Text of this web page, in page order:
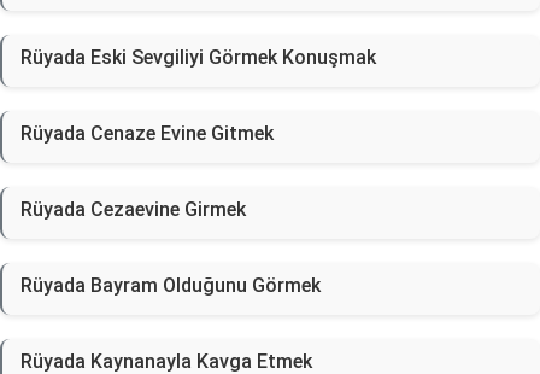
Rüyada Eski Sevgiliyi Görmek Konuşmak
Rüyada Cenaze Evine Gitmek
Rüyada Cezaevine Girmek
Rüyada Bayram Olduğunu Görmek
Rüyada Kaynanayla Kavga Etmek